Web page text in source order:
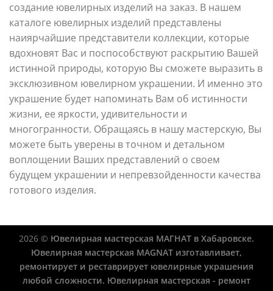
создание ювелирных изделий на заказ. В нашем
каталоге ювелирных изделий представлены
наиярчайшие представители коллекции, которые
вдохновят Вас и поспособствуют раскрытию Вашей
истинной природы, которую Вы сможете выразить в
эксклюзивном ювелирном украшении. И именно это
украшение будет напоминать Вам об истинности
жизни, ее яркости, удивительности и
многогранности. Обращаясь в нашу мастерскую, Вы
можете быть уверены в точном и детальном
воплощении Ваших представлений о своем
будущем украшении и непревзойденности качества
готового изделия.
2026 © Ювелирная мастерская МАГНАТ в Хабаровске.
Ювелирная мастерская MAGNAT изготавливает,
ремонтирует и реставрирует ювелирные украшения
любой сложности. Ювелирная мастерская - ремонт